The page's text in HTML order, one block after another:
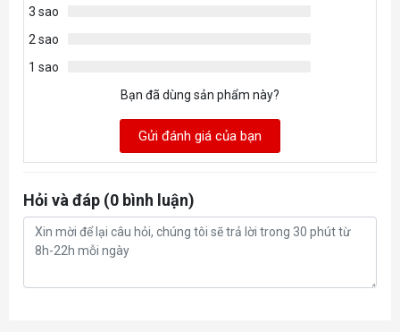
3 sao
2 sao
1 sao
Bạn đã dùng sản phẩm này?
Gửi đánh giá của bạn
Hỏi và đáp (0 bình luận)